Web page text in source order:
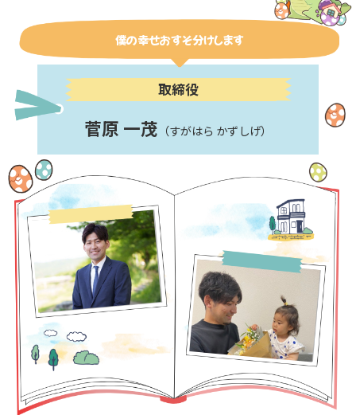
僕の幸せおすそ分けします
取締役
菅原 一茂 （すがはら かずしげ）